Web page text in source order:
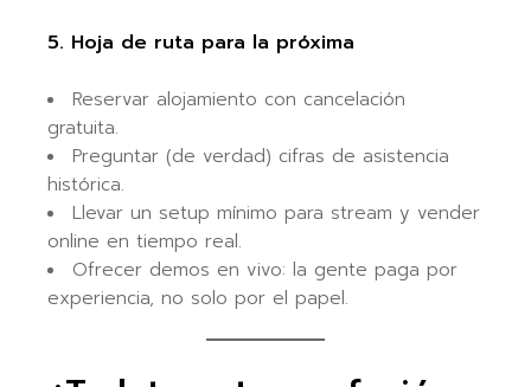
5. Hoja de ruta para la próxima
Reservar alojamiento con cancelación
gratuita.
Preguntar (de verdad) cifras de asistencia
histórica.
Llevar un setup mínimo para stream y vender
online en tiempo real.
Ofrecer demos en vivo: la gente paga por
experiencia, no solo por el papel.